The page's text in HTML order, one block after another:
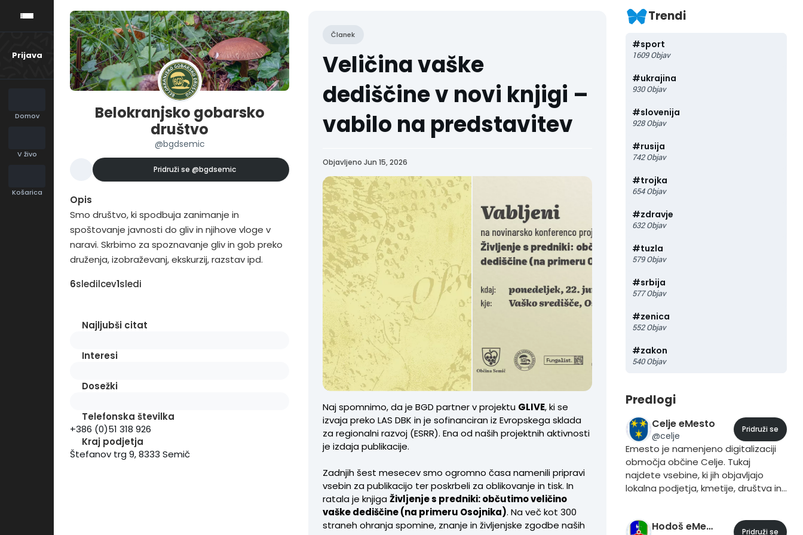
Prijava
Domov
V živo
Košarica
Belokranjsko gobarsko
društvo
@bgdsemic
Pridruži se @bgdsemic
Opis
Smo društvo, ki spodbuja zanimanje in
spoštovanje javnosti do gliv in njihove vloge v
naravi. Skrbimo za spoznavanje gliv in gob preko
druženja, izobraževanj, ekskurzij, razstav ipd.
6sledilcev1sledi
Najljubši citat
Interesi
Dosežki
Telefonska številka
+386 (0)51 318 926
Kraj podjetja
Štefanov trg 9,8333 Semič
Članek
Veličina vaške
dediščine v novi knjigi –
vabilo na predstavitev
Objavljeno Jun 15, 2026
Naj spomnimo, da je BGD partner v projektu GLIVE, ki se
izvaja preko LAS DBK in je sofinanciran iz Evropskega sklada
za regionalni razvoj (ESRR). Ena od naših projektnih aktivnosti
je izdaja publikacije.
Zadnjih šest mesecev smo ogromno časa namenili pripravi
vsebin za publikacijo ter poskrbeli za oblikovanje in tisk. In
ratala je knjigaŽivljenje s predniki: občutimo veličino
vaške dediščine (na primeru Osojnika). Na več kot 300
straneh ohranja spomine, znanje in življenjske zgodbe naših
Trendi
#sport
1609 Objav
#ukrajina
930 Objav
#slovenija
928 Objav
#rusija
742 Objav
#trojka
654 Objav
#zdravje
632 Objav
#tuzla
579 Objav
#srbija
577 Objav
#zenica
552 Objav
#zakon
540 Objav
Predlogi
Celje eMesto
@celje
Pridruži se
Emesto je namenjeno digitalizaciji
območja občine Celje. Tukaj
najdete vsebine, ki jih objavljajo
lokalna podjetja, kmetije, društva in
pri objavljanju vsebine dodate trend
Hodoš eMesto Pridruži se